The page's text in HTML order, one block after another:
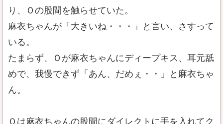
り、Ｏの股間を触らせていた。
麻衣ちゃんが「大きいね・・・」と言い、さすって
いる。
たまらず、Ｏが麻衣ちゃんにディープキス、耳元舐
めで、我慢できず「あん、だめぇ・・」と麻衣ちゃ
ん。
Ｏは麻衣ちゃんの股間にダイレクトに手を入れてク